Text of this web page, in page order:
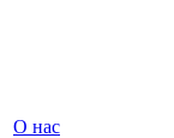
О нас